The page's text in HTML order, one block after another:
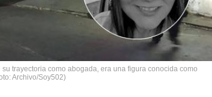
trayectoria como abogada, era una figura conocida como
Archivo/Soy502)